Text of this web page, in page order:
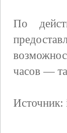
По
часов —
Источник: